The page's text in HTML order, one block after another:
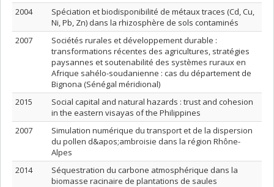
2004
Spéciation et biodisponibilité de métaux traces (Cd, Cu,
Ni, Pb, Zn) dans la rhizosphère de sols contaminés
2007
Sociétés rurales et développement durable :
transformations récentes des agricultures, stratégies
paysannes et soutenabilité des systèmes ruraux en
Afrique sahélo-soudanienne : cas du département de
Bignona (Sénégal méridional)
2015
Social capital and natural hazards : trust and cohesion
in the eastern visayas of the Philippines
2007
Simulation numérique du transport et de la dispersion
du pollen d&apos;ambroisie dans la région Rhône-
Alpes
2014
Séquestration du carbone atmosphérique dans la
biomasse racinaire de plantations de saules